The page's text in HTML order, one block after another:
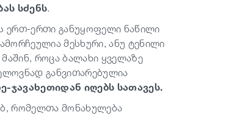
სძენს.
ერთ-ერთი განუყოფელი ნაწილი
მესხური, ანუ ტენილი
როცა ბალახი ყველაზე
განვითარებულია
ჯავახეთიდან იღებს სათავეს.
რომელთა მონახულება